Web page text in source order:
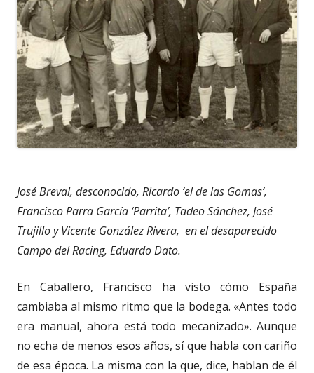
José Breval, desconocido, Ricardo ‘el de las Gomas’,
Francisco Parra García ‘Parrita’, Tadeo Sánchez, José
Trujillo y Vicente González Rivera, en el desaparecido
Campo del Racing, Eduardo Dato.
En Caballero, Francisco ha visto cómo España
cambiaba al mismo ritmo que la bodega. «Antes todo
era manual, ahora está todo mecanizado». Aunque
no echa de menos esos años, sí que habla con cariño
de esa época. La misma con la que, dice, hablan de él